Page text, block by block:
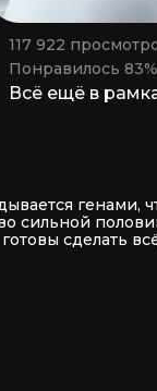
117 922
Понравилось 83%
Всё ещё в
сильной
сделать